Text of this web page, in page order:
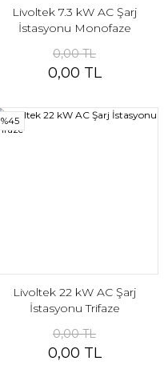
Livoltek 7.3 kW AC Şarj
İstasyonu Monofaze
0,00 TL
0,00 TL
%45
Livoltek 22 kW AC Şarj
İstasyonu Trifaze
0,00 TL
0,00 TL